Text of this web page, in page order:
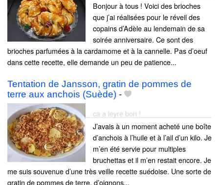
Bonjour à tous ! Voici des brioches
que j’ai réalisées pour le réveil des
copains d’Adèle au lendemain de sa
soirée anniversaire. Ce sont des
brioches parfumées à la cardamome et à la cannelle. Pas d’oeuf
dans cette recette, elle demande un peu de patience...
Tentation de Jansson, gratin de pommes de
terre aux anchois (Suède) -
ca a leyre bon !
J’avais à un moment acheté une boîte
d’anchois à l’huile et à l’ail d’un kilo. Je
m’en été servie pour multiples
bruchettas et il m’en restait encore. Je
me suis souvenue d’une très veille recette suédoise. Une sorte de
gratin de pommes de terre, d’oignons...